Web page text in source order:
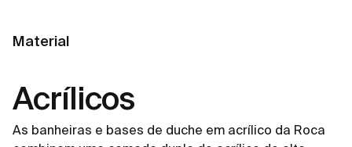
Material
Acrílicos
As banheiras e bases de duche em acrílico da Roca